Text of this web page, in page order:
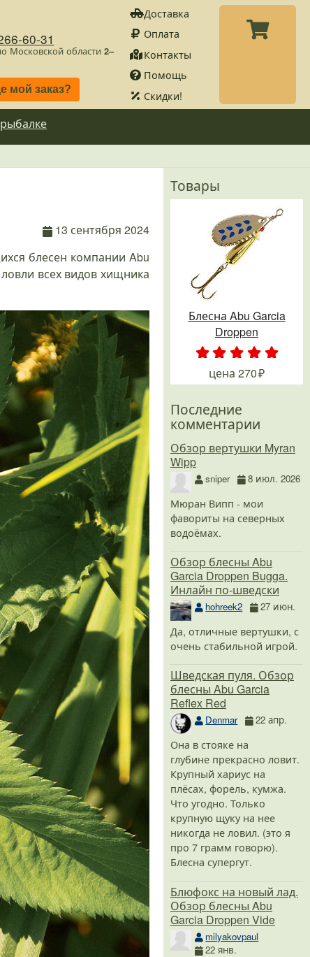
Доставка
Оплата
Контакты
Помощь
Скидки!
60-31
Московской области 2–
мой заказ?
13 сентября 2024
блесен компании Abu
всех видов хищника
Товары
Блесна Abu Garcia
Droppen
. .
цена 270
Последние
комментарии
Обзор вертушки Myran
Wipp
sniper 8 июл. 2026
Мюран Випп - мои
фавориты на северных
водоёмах.
Обзор блесны Abu
Garcia Droppen Bugga.
Инлайн по-шведски
hohreek2 27 июн.
Да, отличные вертушки, с
очень стабильной игрой.
Шведская пуля. Обзор
блесны Abu Garcia
Reflex Red
Denmar 22 апр.
Она в стояке на
глубине прекрасно ловит.
Крупный хариус на
плёсах, форель, кумжа.
Что угодно. Только
крупную щуку на нее
никогда не ловил. (это я
про 7 грамм говорю).
Блесна супергут.
Блюфокс на новый лад.
Обзор блесны Abu
Garcia Droppen Vide
milyakovpaul
22 янв.